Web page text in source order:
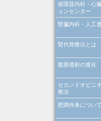
循環器内科・心
ョンセンター
腎臓内科・人工
腎代替療法とは
腹膜透析の進化
セカンドオピニ
療法
肥満外来について